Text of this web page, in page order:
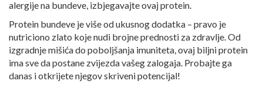
alergije na bundeve, izbjegavajte ovaj protein.
Protein bundeve je više od ukusnog dodatka – pravo je
nutriciono zlato koje nudi brojne prednosti za zdravlje. Od
izgradnje mišića do poboljšanja imuniteta, ovaj biljni protein
ima sve da postane zvijezda vašeg zalogaja. Probajte ga
danas i otkrijete njegov skriveni potencijal!